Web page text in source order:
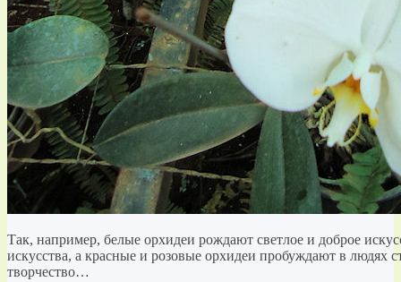
Так, например, белые орхидеи рождают светлое и доброе
искусства, а красные и розовые орхидеи пробуждают в людях
творчество…